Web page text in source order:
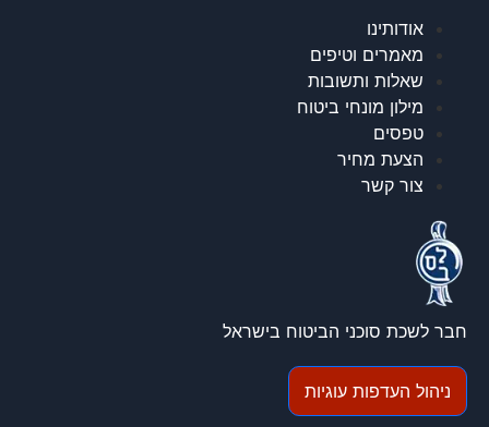
אודותינו
מאמרים וטיפים
שאלות ותשובות
מילון מונחי ביטוח
טפסים
הצעת מחיר
צור קשר
חבר לשכת סוכני הביטוח בישראל
ניהול העדפות עוגיות